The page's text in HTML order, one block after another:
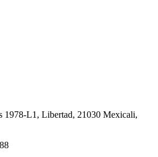
1978-L1, Libertad, 21030 Mexicali,